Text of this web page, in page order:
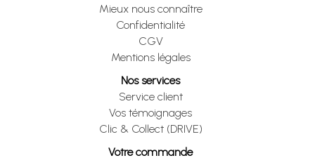
Mieux nous connaître
Confidentialité
CGV
Mentions légales
Nos services
Service client
Vos témoignages
Clic & Collect (DRIVE)
Votre commande